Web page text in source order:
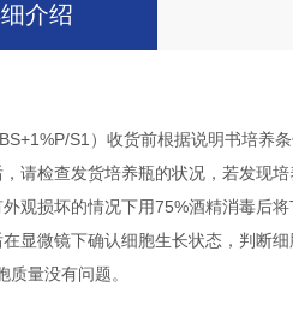
介绍
S1）收货前根据说明书培养
请检查发货培养瓶的状况，若发现
观损坏的情况下用75%酒精消毒后
显微镜下确认细胞生长状态，判断
质量没有问题。